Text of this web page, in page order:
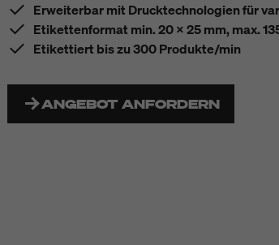
Erweiterbar mit Drucktechnologien für
Etikettenformat min. 20 x 25 mm, max.
Etikettiert bis zu 300 Produkte/min
ANGEBOT ANFORDERN